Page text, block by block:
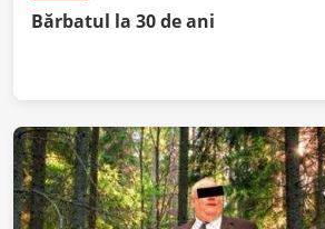
Bărbatul la 30 de ani